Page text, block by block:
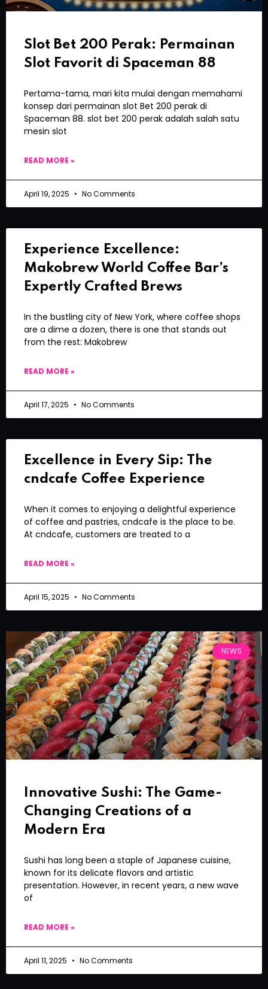
Slot Bet 200 Perak: Permainan
Slot Favorit di Spaceman 88
Pertama-tama, mari kita mulai dengan memahami
konsep dari permainan slot Bet 200 perak di
Spaceman 88. slot bet 200 perak adalah salah satu
mesin slot
READ MORE »
April 19, 2025 No Comments
Experience Excellence:
Makobrew World Coffee Bar’s
Expertly Crafted Brews
In the bustling city of New York, where coffee shops
are a dime a dozen, there is one that stands out
from the rest: Makobrew
READ MORE »
April 17, 2025 No Comments
Excellence in Every Sip: The
cndcafe Coffee Experience
When it comes to enjoying a delightful experience
of coffee and pastries, cndcafe is the place to be.
At cndcafe, customers are treated to a
READ MORE »
April 15, 2025 No Comments
NEWS
Innovative Sushi: The Game-
Changing Creations of a
Modern Era
Sushi has long been a staple of Japanese cuisine,
known for its delicate flavors and artistic
presentation. However, in recent years, a new wave
of
READ MORE »
April 11, 2025 No Comments